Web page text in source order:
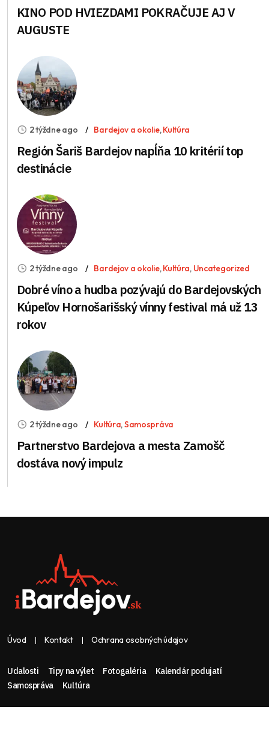
KINO POD HVIEZDAMI POKRAČUJE AJ V
AUGUSTE
2 týždne ago Bardejov a okolie,Kultúra
Región Šariš Bardejov napĺňa 10 kritérií top
destinácie
2 týždne ago Bardejov a okolie,Kultúra, Uncategorized
Dobré víno a hudba pozývajú do Bardejovských
Kúpeľov Hornošarišský vínny festival má už 13
rokov
2 týždne ago Kultúra,Samospráva
Partnerstvo Bardejova a mesta Zamošč
dostáva nový impulz
Úvod Kontakt Ochrana osobných údajov
Udalosti Tipy na výlet Fotogaléria
Kalendár podujatí
Samospráva
Kultúra